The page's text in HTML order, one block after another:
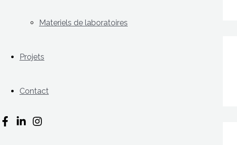
Materiels de laboratoires
Projets
Contact